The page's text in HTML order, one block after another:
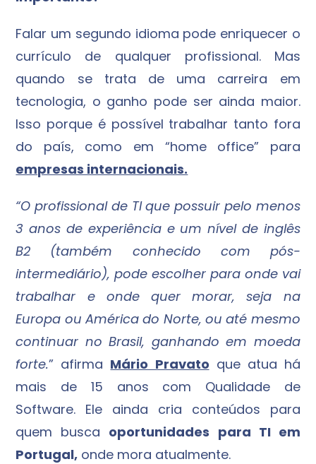
Falar um segundo idioma pode enriquecer o
currículo de qualquer profissional. Mas
quando se trata de uma carreira em
tecnologia, o ganho pode ser ainda maior.
Isso porque é possível trabalhar tanto fora
do país, como em “home office” para
empresas internacionais.
“O profissional de TI que possuir pelo menos
3 anos de experiência e um nível de inglês
B2 (também conhecido com pós-
intermediário), pode escolher para onde vai
trabalhar e onde quer morar, seja na
Europa ou América do Norte, ou até mesmo
continuar no Brasil, ganhando em moeda
forte.” afirma Mário Pravato que atua há
mais de 15 anos com Qualidade de
Software. Ele ainda cria conteúdos para
quem busca oportunidades para TI em
Portugal, onde mora atualmente.